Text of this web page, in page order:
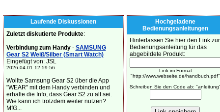
Laufende Diskussionen
Zuletzt diskutierte Produkte:
Verbindung zum Handy- SAMSUNG
Gear S2 Weiß/Silber (Smart Watch)
Eingefügt von: JSL
2026-04-01 12:59:56
Wollte Samsung Gear S2 über die App
"WEAR" mit dem Handy verbinden und
erhalte die Info, dass Gear S2 zu alt sei.
Wie kann ich trotzdem weiter nutzen?
MfG...
Hochgeladene
Bedienungsanleitungen
Hinterlassen Sie hier den Link zur
Bedienungsanleitung für das
abgebildete Produkt:
Link im Format
"http://www.webseite.de/handbuch.pdf"
Schreiben Sie den Code ab: